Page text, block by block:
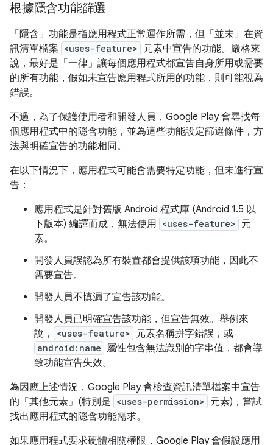
根據隱含功能篩選
「隱含」 功能是指應用程式正常運作所需，但「並未」 在資
訊清單檔案 <uses-feature> 元素中宣告的功能。嚴格來
說，最好是「一律」讓每個應用程式都宣告自身所用或需要
的所有功能，假如未宣告應用程式所用的功能，則可能視為
錯誤。
不過，為了保護使用者和開發人員，Google Play 會尋找每
個應用程式中的隱含功能，並為這些功能設定篩選條件，方
法與明確宣告的功能相同。
在以下情況下，應用程式可能會需要特定功能，但未進行宣
告：
應用程式是針對舊版 Android 程式庫 (Android 1.5 以
下版本) 編譯而成，無法使用 <uses-feature> 元
素。
開發人員誤認為所有裝置都會提供該項功能，因此不
需要宣告。
開發人員不慎漏了宣告該功能。
開發人員已明確宣告該功能，但宣告無效。舉例來
說，
<uses-feature> 元素名稱拼字錯誤，或
android:name 屬性包含無法識別的字串值，都會導
致功能宣告失效。
為因應上述情況，Google Play 會檢查資訊清單檔案中宣告
的「其他元素」 (特別是 <uses-permission> 元素)，嘗試
找出應用程式的隱含功能需求。
如果應用程式要求硬體相關權限，Google Play 會假設應用